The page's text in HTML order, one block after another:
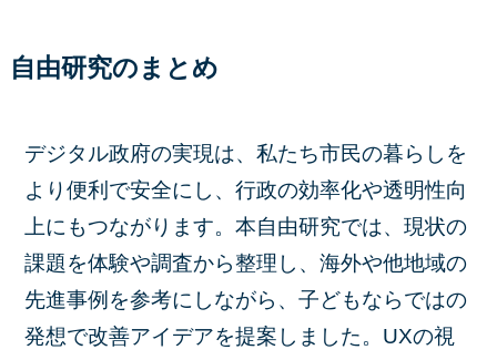
自由研究のまとめ
デジタル政府の実現は、私たち市民の暮らしを
より便利で安全にし、行政の効率化や透明性向
上にもつながります。本自由研究では、現状の
課題を体験や調査から整理し、海外や他地域の
先進事例を参考にしながら、子どもならではの
発想で改善アイデアを提案しました。UXの視